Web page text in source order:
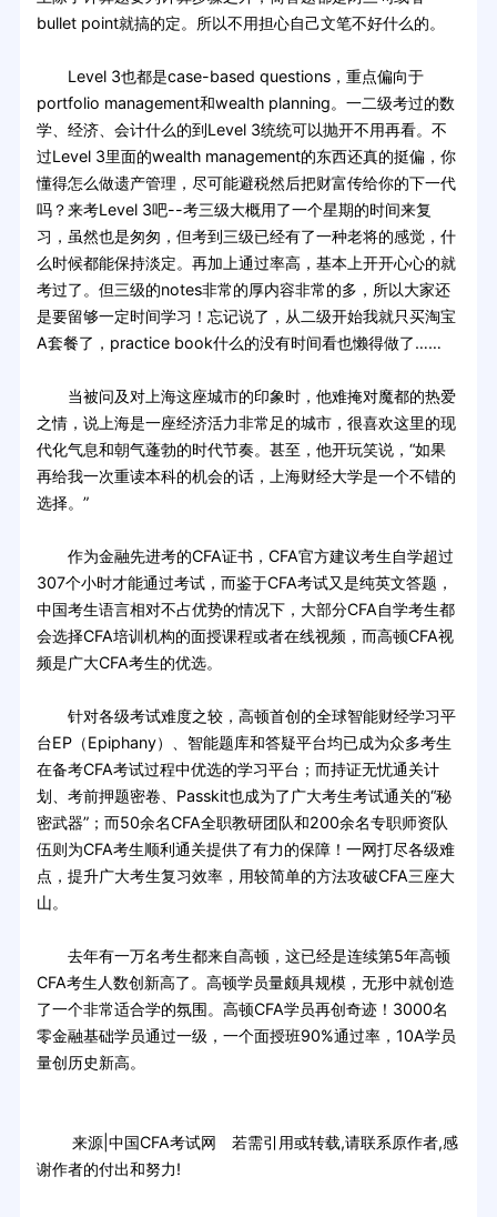
bullet point就搞的定。所以不用担心自己文笔不好什么的。
Level 3也都是case-based questions，重点偏向于
portfolio management和wealth planning。一二级考过的数
学、经济、会计什么的到Level 3统统可以抛开不用再看。不
过Level 3里面的wealth management的东西还真的挺偏，你
懂得怎么做遗产管理，尽可能避税然后把财富传给你的下一代
吗？来考Level 3吧--考三级大概用了一个星期的时间来复
习，虽然也是匆匆，但考到三级已经有了一种老将的感觉，什
么时候都能保持淡定。再加上通过率高，基本上开开心心的就
考过了。但三级的notes非常的厚内容非常的多，所以大家还
是要留够一定时间学习！忘记说了，从二级开始我就只买淘宝
A套餐了，practice book什么的没有时间看也懒得做了……
当被问及对上海这座城市的印象时，他难掩对魔都的热爱
之情，说上海是一座经济活力非常足的城市，很喜欢这里的现
代化气息和朝气蓬勃的时代节奏。甚至，他开玩笑说，“如果
再给我一次重读本科的机会的话，上海财经大学是一个不错的
选择。”
作为金融先进考的CFA证书，CFA官方建议考生自学超过
307个小时才能通过考试，而鉴于CFA考试又是纯英文答题，
中国考生语言相对不占优势的情况下，大部分CFA自学考生都
会选择CFA培训机构的面授课程或者在线视频，而高顿CFA视
频是广大CFA考生的优选。
针对各级考试难度之较，高顿首创的全球智能财经学习平
台EP（Epiphany）、智能题库和答疑平台均已成为众多考生
在备考CFA考试过程中优选的学习平台；而持证无忧通关计
划、考前押题密卷、Passkit也成为了广大考生考试通关的“秘
密武器”；而50余名CFA全职教研团队和200余名专职师资队
伍则为CFA考生顺利通关提供了有力的保障！一网打尽各级难
点，提升广大考生复习效率，用较简单的方法攻破CFA三座大
山。
去年有一万名考生都来自高顿，这已经是连续第5年高顿
CFA考生人数创新高了。高顿学员量颇具规模，无形中就创造
了一个非常适合学的氛围。高顿CFA学员再创奇迹！3000名
零金融基础学员通过一级，一个面授班90%通过率，10A学员
量创历史新高。
来源|中国CFA考试网 若需引用或转载,请联系原作者,感
谢作者的付出和努力!